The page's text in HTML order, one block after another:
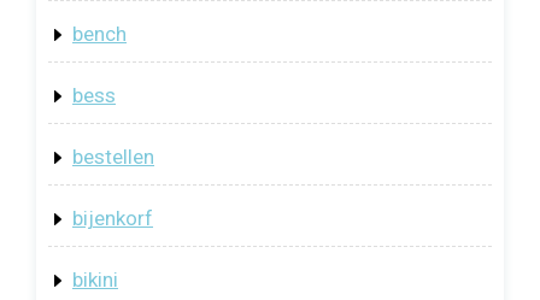
bench
bess
bestellen
bijenkorf
bikini